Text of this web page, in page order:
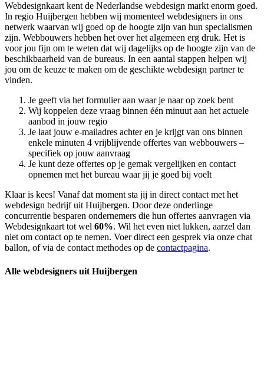
Webdesignkaart kent de Nederlandse webdesign markt enorm goed.
In regio Huijbergen hebben wij momenteel webdesigners in ons
netwerk waarvan wij goed op de hoogte zijn van hun specialismen
zijn. Webbouwers hebben het over het algemeen erg druk. Het is
voor jou fijn om te weten dat wij dagelijks op de hoogte zijn van de
beschikbaarheid van de bureaus. In een aantal stappen helpen wij
jou om de keuze te maken om de geschikte webdesign partner te
vinden.
Je geeft via het formulier aan waar je naar op zoek bent
Wij koppelen deze vraag binnen één minuut aan het actuele
aanbod in jouw regio
Je laat jouw e-mailadres achter en je krijgt van ons binnen
enkele minuten 4 vrijblijvende offertes van webbouwers –
specifiek op jouw aanvraag
Je kunt deze offertes op je gemak vergelijken en contact
opnemen met het bureau waar jij je goed bij voelt
Klaar is kees! Vanaf dat moment sta jij in direct contact met het
webdesign bedrijf uit Huijbergen. Door deze onderlinge
concurrentie besparen ondernemers die hun offertes aanvragen via
Webdesignkaart tot wel 60%. Wil het even niet lukken, aarzel dan
niet om contact op te nemen. Voer direct een gesprek via onze chat
ballon, of via de contact methodes op de contactpagina.
Alle webdesigners uit Huijbergen